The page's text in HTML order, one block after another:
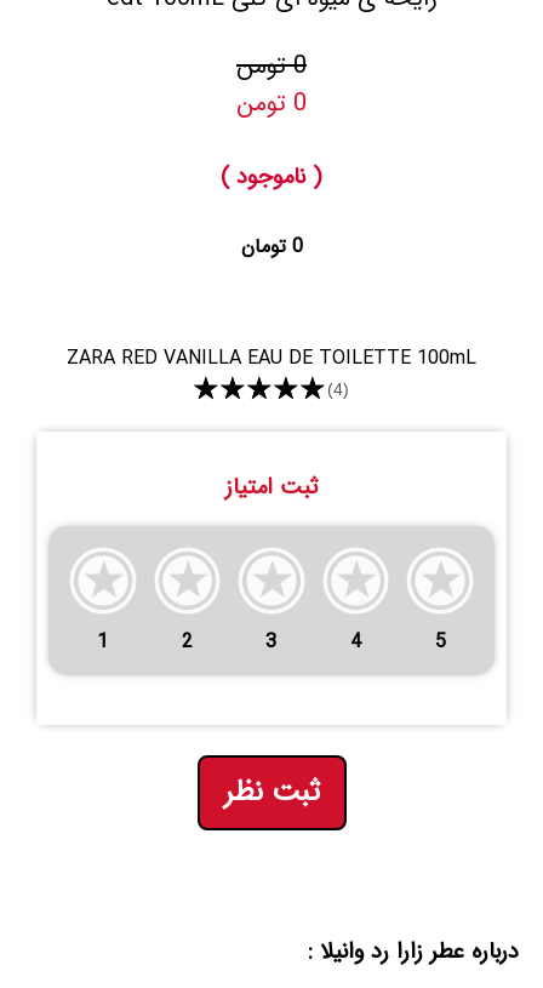
0 تومن
0 تومن
( ناموجود )
0 تومان
ZARA RED VANILLA EAU DE TOILETTE 100mL
★★★★★(4)
ثبت امتیاز
1 2 3 4 5
ثبت نظر
درباره عطر زارا رد وانیلا :